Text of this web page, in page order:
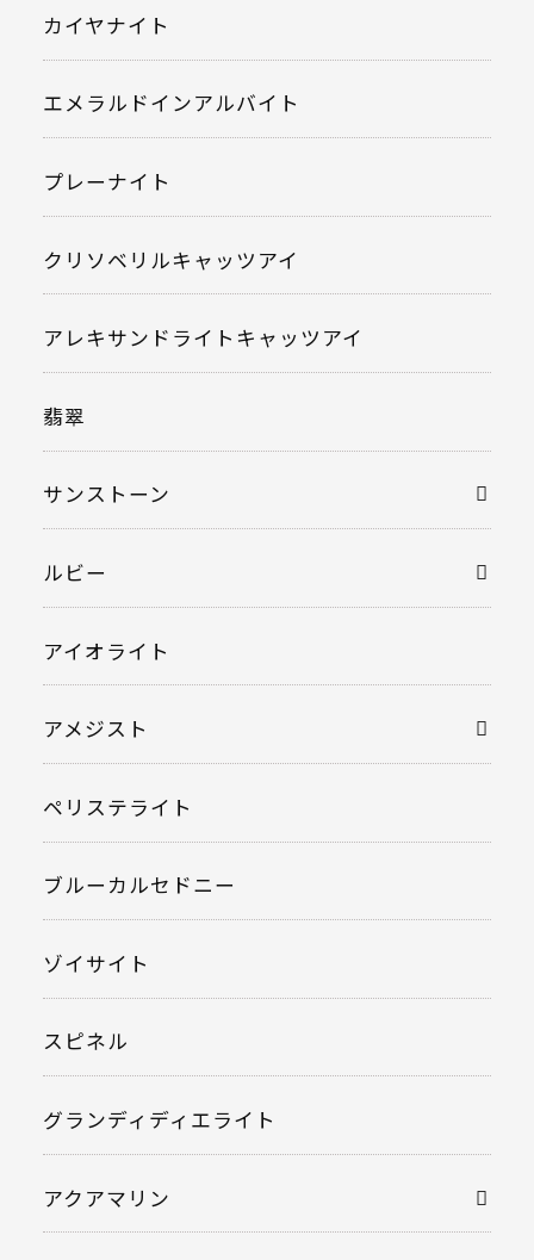
カイヤナイト
エメラルドインアルバイト
プレーナイト
クリソベリルキャッツアイ
アレキサンドライトキャッツアイ
翡翠
サンストーン
ルビー
アイオライト
アメジスト
ペリステライト
ブルーカルセドニー
ゾイサイト
スピネル
グランディディエライト
アクアマリン